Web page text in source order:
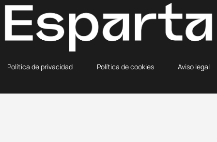
Política de privacidad Política de cookies Aviso legal